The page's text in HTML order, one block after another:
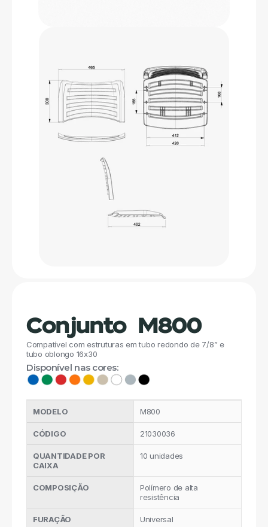
Conjunto  M800
Compatível com estruturas em tubo redondo de 7/8” e
tubo oblongo 16x30
Disponível nas cores:
MODELO M800
CÓDIGO 21030036
QUANTIDADE POR
CAIXA
10 unidades
COMPOSIÇÃO
Polímero de alta
resistência
FURAÇÃO Universal